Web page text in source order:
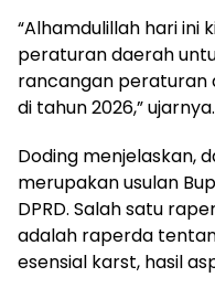
“Alhamdulillah hari
peraturan daerah
rancangan peraturan
di tahun 2026,” ujarnya.
Doding menjelaskan,
merupakan usulan
DPRD. Salah satu
adalah raperda
esensial karst, hasil